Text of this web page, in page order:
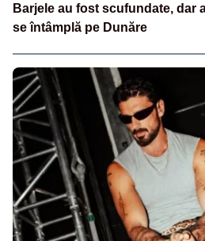
Barjele au fost scufundate, dar
se întâmplă pe Dunăre